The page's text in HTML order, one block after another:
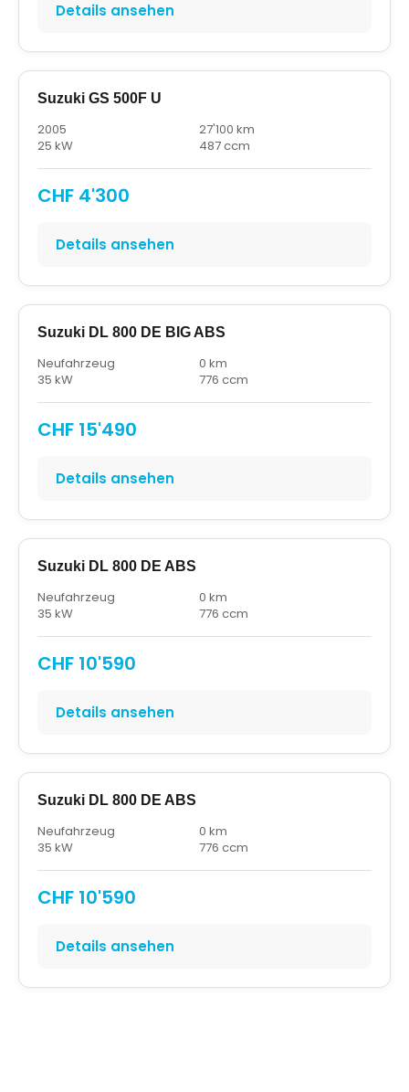
Details ansehen
Suzuki GS 500F U
2005
27'100 km
25 kW
487 ccm
CHF 4'300
Details ansehen
Suzuki DL 800 DE BIG ABS
Neufahrzeug
0 km
35 kW
776 ccm
CHF 15'490
Details ansehen
Suzuki DL 800 DE ABS
Neufahrzeug
0 km
35 kW
776 ccm
CHF 10'590
Details ansehen
Suzuki DL 800 DE ABS
Neufahrzeug
0 km
35 kW
776 ccm
CHF 10'590
Details ansehen